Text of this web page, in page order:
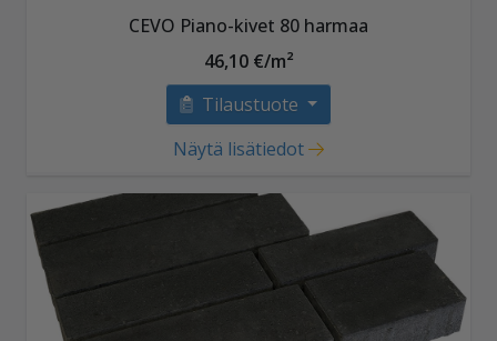
CEVO Piano-kivet 80 harmaa
46,10 €/m²
Tilaustuote
Näytä lisätiedot